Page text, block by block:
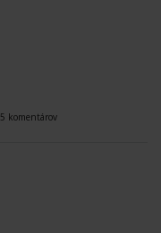
5 komentárov